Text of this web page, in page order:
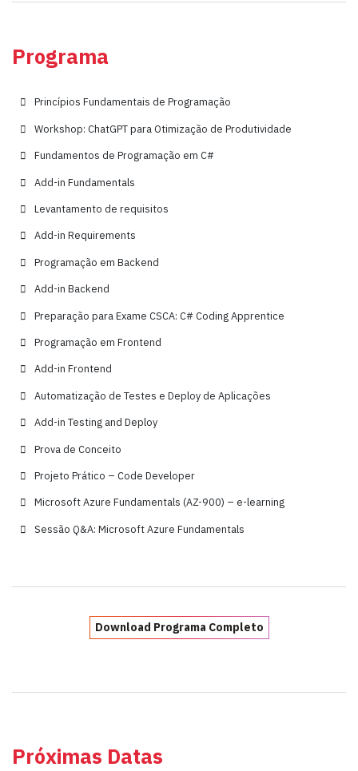
Programa
Princípios Fundamentais de Programação
Workshop: ChatGPT para Otimização de Produtividade
Fundamentos de Programação em C#
Add-in Fundamentals
Levantamento de requisitos
Add-in Requirements
Programação em Backend
Add-in Backend
Preparação para Exame CSCA: C# Coding Apprentice
Programação em Frontend
Add-in Frontend
Automatização de Testes e Deploy de Aplicações
Add-in Testing and Deploy
Prova de Conceito
Projeto Prático – Code Developer
Microsoft Azure Fundamentals (AZ-900) – e-learning
Sessão Q&A: Microsoft Azure Fundamentals
Download Programa Completo
Próximas Datas